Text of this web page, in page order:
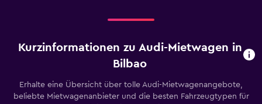
Kurzinformationen zu Audi-Mietwagen in
Bilbao
Erhalte eine Übersicht über tolle Audi-Mietwagenangebote,
beliebte Mietwagenanbieter und die besten Fahrzeugtypen für